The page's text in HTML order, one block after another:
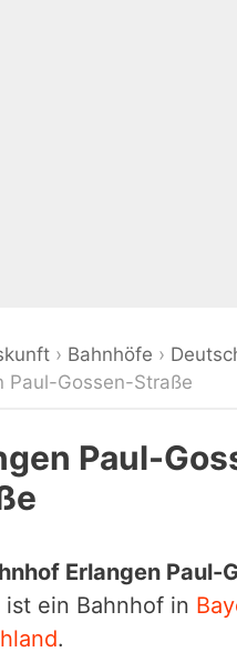
› Bahnhöfe ›
Paul-Gossen-Straße
Paul-
Erlangen Paul-
ist ein Bahnhof in
.